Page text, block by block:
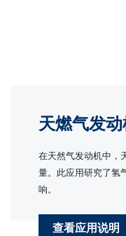
天燃气发
在天然气发动机中，
量。此应用研究了氢
响。
查看应用说明